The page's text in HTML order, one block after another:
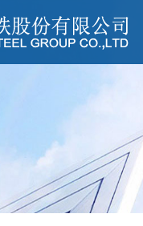
涂塑钢管
钢护筒
方矩管